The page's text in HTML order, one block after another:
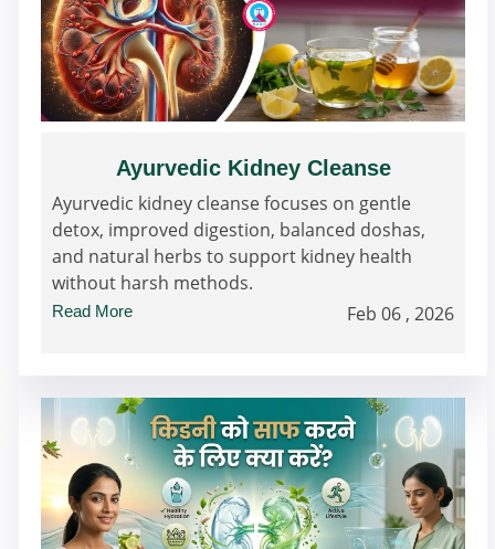
Ayurvedic Kidney Cleanse
Ayurvedic kidney cleanse focuses on gentle
detox, improved digestion, balanced doshas,
and natural herbs to support kidney health
without harsh methods.
Read More Feb 06 , 2026